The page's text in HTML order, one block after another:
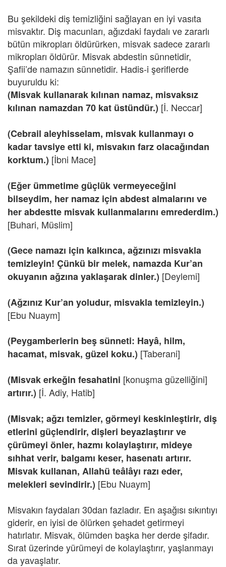
Bu şekildeki diş temizliğini sağlayan en iyi vasıta
misvaktır. Diş macunları, ağızdaki faydalı ve zararlı
bütün mikropları öldürürken, misvak sadece zararlı
mikropları öldürür. Misvak abdestin sünnetidir,
Şafii’de namazın sünnetidir. Hadis-i şeriflerde
buyuruldu ki:
(Misvak kullanarak kılınan namaz, misvaksız
kılınan namazdan 70 kat üstündür.) [İ. Neccar]
(Cebrail aleyhisselam, misvak kullanmayı o
kadar tavsiye etti ki, misvakın farz olacağından
korktum.) [İbni Mace]
(Eğer ümmetime güçlük vermeyeceğini
bilseydim, her namaz için abdest almalarını ve
her abdestte misvak kullanmalarını emrederdim.)
[Buhari, Müslim]
(Gece namazı için kalkınca, ağzınızı misvakla
temizleyin! Çünkü bir melek, namazda Kur’an
okuyanın ağzına yaklaşarak dinler.) [Deylemi]
(Ağzınız Kur’an yoludur, misvakla temizleyin.)
[Ebu Nuaym]
(Peygamberlerin beş sünneti: Hayâ, hilm,
hacamat, misvak, güzel koku.) [Taberani]
(Misvak erkeğin fesahatini [konuşma güzelliğini]
artırır.) [İ. Adiy, Hatib]
(Misvak; ağzı temizler, görmeyi keskinleştirir, diş
etlerini güçlendirir, dişleri beyazlaştırır ve
çürümeyi önler, hazmı kolaylaştırır, mideye
sıhhat verir, balgamı keser, hasenatı artırır.
Misvak kullanan, Allahü teâlâyı razı eder,
melekleri sevindirir.) [Ebu Nuaym]
Misvakın faydaları 30dan fazladır. En aşağısı sıkıntıyı
giderir, en iyisi de ölürken şehadet getirmeyi
hatırlatır. Misvak, ölümden başka her derde şifadır.
Sırat üzerinde yürümeyi de kolaylaştırır, yaşlanmayı
da yavaşlatır.